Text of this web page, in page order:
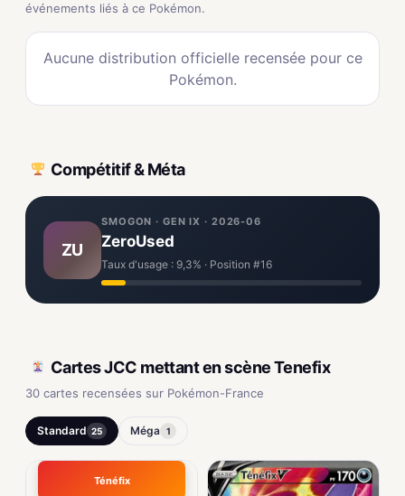
événements liés à ce Pokémon.
Aucune distribution officielle recensée pour ce
Pokémon.
Compétitif & Méta
ZU
SMOGON · GEN IX · 2026-06
ZeroUsed
Taux d'usage : 9,3% · Position #16
Cartes JCC mettant en scène Tenefix
30 cartes recensées sur Pokémon-France
Standard 25 Méga 1
Ténéfix